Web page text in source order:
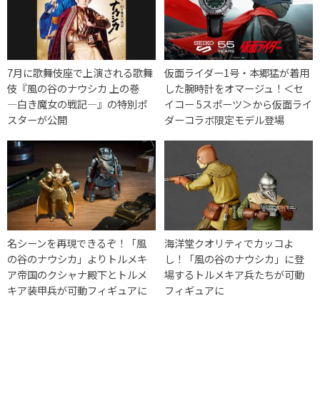
7月に歌舞伎座で上演される歌舞
伎『風の谷のナウシカ 上の巻
―白き魔女の戦記―』の特別ポ
スターが公開
仮面ライダー1号・本郷猛が着用
した腕時計をオマージュ！＜セ
イコー 5スポーツ＞から仮面ライ
ダーコラボ限定モデル登場
名シーンを再現できるぞ！「風
の谷のナウシカ」よりトルメキ
ア帝国のクシャナ殿下とトルメ
キア装甲兵が可動フィギュアに
海洋堂クオリティでカッコよ
し！「風の谷のナウシカ」に登
場するトルメキア兵たちが可動
フィギュアに